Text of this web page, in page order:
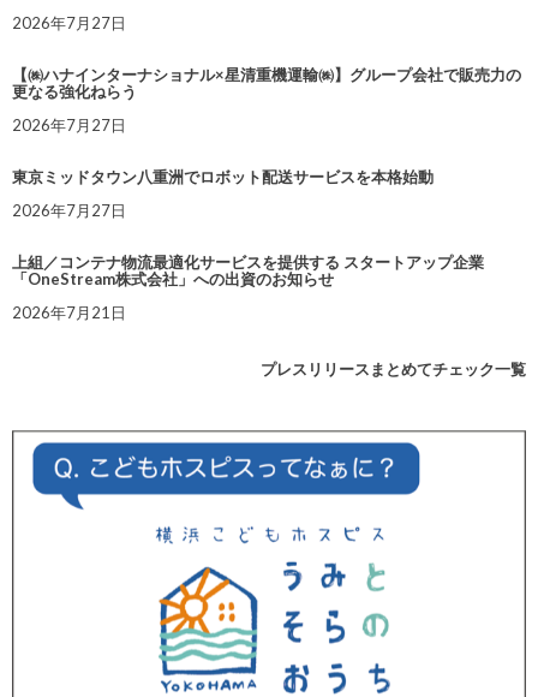
2026年7月27日
【㈱ハナインターナショナル×星清重機運輸㈱】グループ会社で販売力の
更なる強化ねらう
2026年7月27日
東京ミッドタウン八重洲でロボット配送サービスを本格始動
2026年7月27日
上組／コンテナ物流最適化サービスを提供する スタートアップ企業
「OneStream株式会社」への出資のお知らせ
2026年7月21日
プレスリリースまとめてチェック一覧